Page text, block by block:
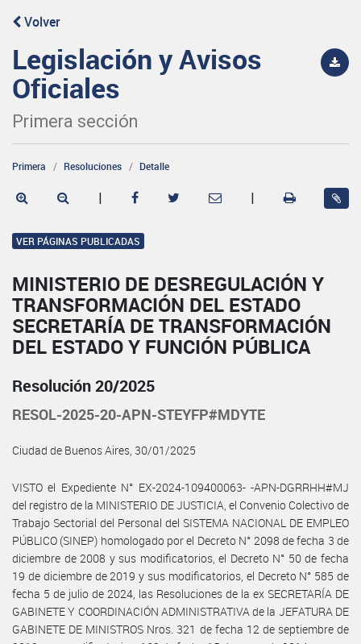
Volver
Legislación y Avisos
Oficiales
Primera sección
Primera Resoluciones Detalle
| |
VER PÁGINAS PUBLICADAS
MINISTERIO DE DESREGULACIÓN Y
TRANSFORMACIÓN DEL ESTADO
SECRETARÍA DE TRANSFORMACIÓN
DEL ESTADO Y FUNCIÓN PÚBLICA
Resolución 20/2025
RESOL-2025-20-APN-STEYFP#MDYTE
Ciudad de Buenos Aires, 30/01/2025
VISTO el Expediente N° EX-2024-109400063- -APN-DGRRHH#MJ
del registro de la MINISTERIO DE JUSTICIA, el Convenio Colectivo de
Trabajo Sectorial del Personal del SISTEMA NACIONAL DE EMPLEO
PÚBLICO (SINEP) homologado por el Decreto N° 2098 de fecha 3 de
diciembre de 2008 y sus modificatorios, el Decreto N° 50 de fecha
19 de diciembre de 2019 y sus modificatorios, el Decreto N° 585 de
fecha 5 de julio de 2024, las Resoluciones de la ex SECRETARÍA DE
GABINETE Y COORDINACIÓN ADMINISTRATIVA de la JEFATURA DE
GABINETE DE MINISTROS Nros. 321 de fecha 12 de septiembre de